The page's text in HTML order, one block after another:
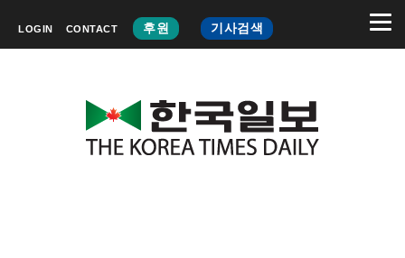
LOGIN CONTACT 후원 기사검색